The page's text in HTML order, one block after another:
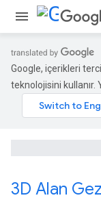
Google, içerikleri
teknolojisini kullanır.
3D Alan